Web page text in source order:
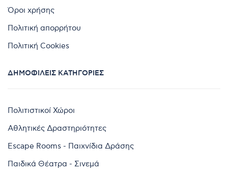
Όροι χρήσης
Πολιτική απορρήτου
Πολιτική Cookies
ΔΗΜΟΦΙΛΕΊΣ ΚΑΤΗΓΟΡΊΕΣ
Πολιτιστικοί Χώροι
Αθλητικές Δραστηριότητες
Escape Rooms - Παιχνίδια Δράσης
Παιδικά Θέατρα - Σινεμά